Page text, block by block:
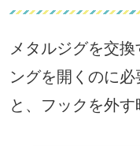
メタルジグを交
ングを開くのに
と、フックを外す